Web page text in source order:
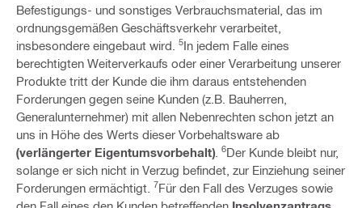
Befestigungs- und sonstiges Verbrauchsmaterial, das im
ordnungsgemäßen Geschäftsverkehr verarbeitet,
insbesondere eingebaut wird.
5In jedem Falle eines
berechtigten Weiterverkaufs oder einer Verarbeitung unserer
Produkte tritt der Kunde die ihm daraus entstehenden
Forderungen gegen seine Kunden (z.B. Bauherren,
Generalunternehmer) mit allen Nebenrechten schon jetzt an
uns in Höhe des Werts dieser Vorbehaltsware ab
(verlängerter Eigentumsvorbehalt)
6Der Kunde bleibt nur,
solange er sich nicht in Verzug befindet, zur Einziehung seiner
Forderungen ermächtigt.
7Für den Fall des Verzuges sowie